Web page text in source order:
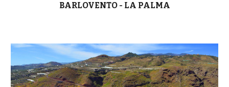
BARLOVENTO - LA PALMA